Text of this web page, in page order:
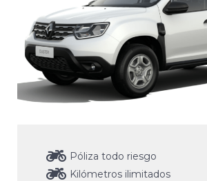
Póliza todo riesgo
Kilómetros ilimitados